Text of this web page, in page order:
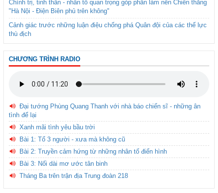
Chính trị, tinh thần - nhân tố quan trọng góp phần làm nên Chiến thắng
"Hà Nội - Điện Biên phủ trên không"
Cảnh giác trước những luận điệu chống phá Quân đội của các thế lực
thù địch
CHƯƠNG TRÌNH RADIO
Đại tướng Phùng Quang Thanh với nhà báo chiến sĩ - những ân
tình để lại
Xanh mãi tình yêu bầu trời
Bài 1: Tổ 3 người - xưa mà không cũ
Bài 2: Truyền cảm hứng từ những nhân tố điển hình
Bài 3: Nối dài mơ ước tân binh
Tháng Ba trên trận địa Trung đoàn 218